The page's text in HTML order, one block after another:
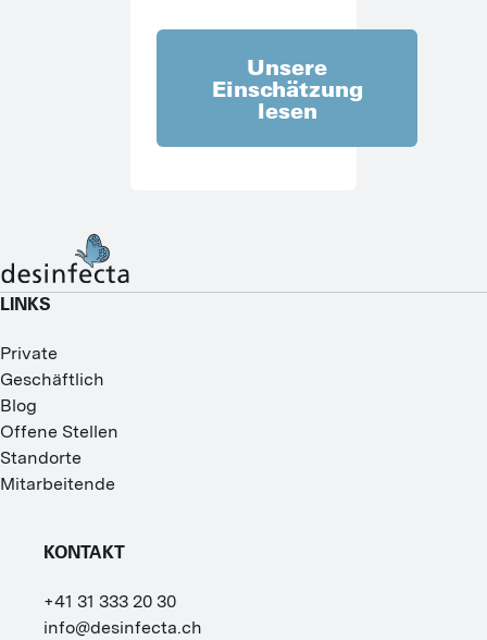
Unsere
Einschätzung
lesen
LINKS
Private
Geschäftlich
Blog
Offene Stellen
Standorte
Mitarbeitende
KONTAKT
+41 31 333 20 30
info@desinfecta.ch